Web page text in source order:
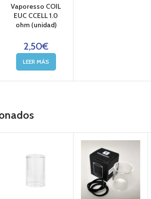
Vaporesso COIL
EUC CCELL 1.0
ohm (unidad)
2,50€
LEER MÁS